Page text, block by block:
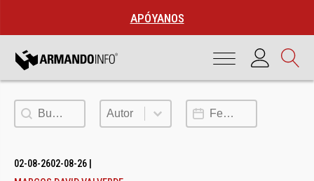
APÓYANOS
Buscar Autor
Autor Fecha de publicación
02-08-2602-08-26